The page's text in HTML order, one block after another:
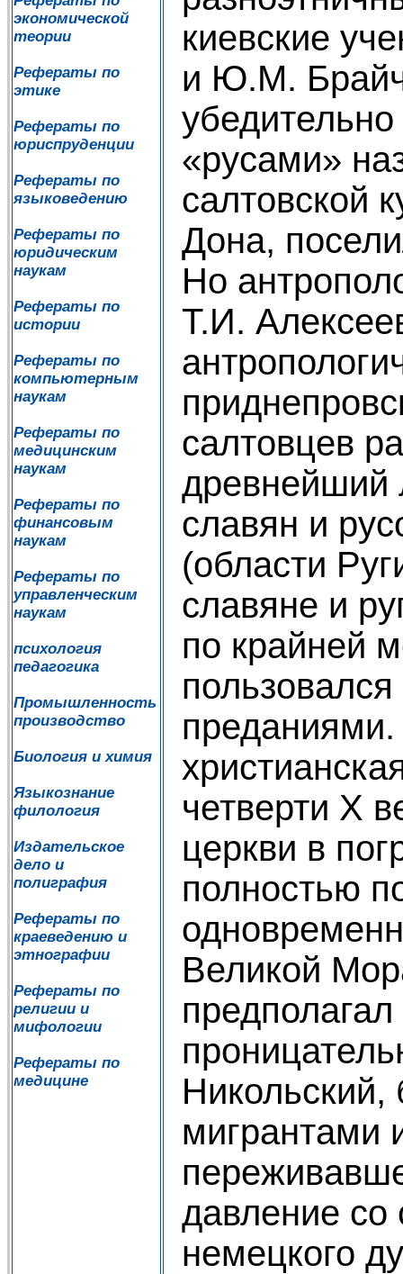
экономической
теории
Рефераты по
этике
Рефераты по
юриспруденции
Рефераты по
языковедению
Рефераты по
юридическим
наукам
Рефераты по
истории
Рефераты по
компьютерным
наукам
Рефераты по
медицинским
наукам
Рефераты по
финансовым
наукам
Рефераты по
управленческим
наукам
психология
педагогика
Промышленность
производство
Биология и химия
Языкознание
филология
Издательское
дело и
полиграфия
Рефераты по
краеведению и
этнографии
Рефераты по
религии и
мифологии
Рефераты по
медицине
киевские
и Ю.М.
«русами»
салтовской
Дона,
Но
Т.И.
салтовцев
древнейший
славян и
(области
славяне и
по крайней
преданиями.
четверти Х
церкви в
полностью
Великой
мигрантами
давление
немецкого